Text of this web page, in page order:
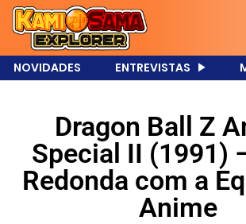
NOVIDADES ENTREVISTAS
Dragon Ball Z
Special II (1991)
Redonda com a
Anime